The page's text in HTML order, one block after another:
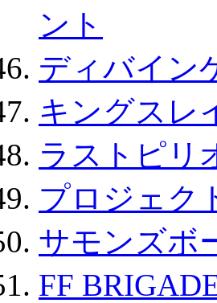
ント
ディバイン
キングスレ
ラストピリ
プロジェク
サモンズボ
FF